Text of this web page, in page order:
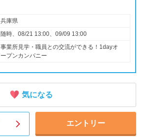
兵庫県
随時、08/21 13:00、09/09 13:00
事業所見学・職員との交流ができる！1dayオ
ープンカンパニー
気になる
エントリー